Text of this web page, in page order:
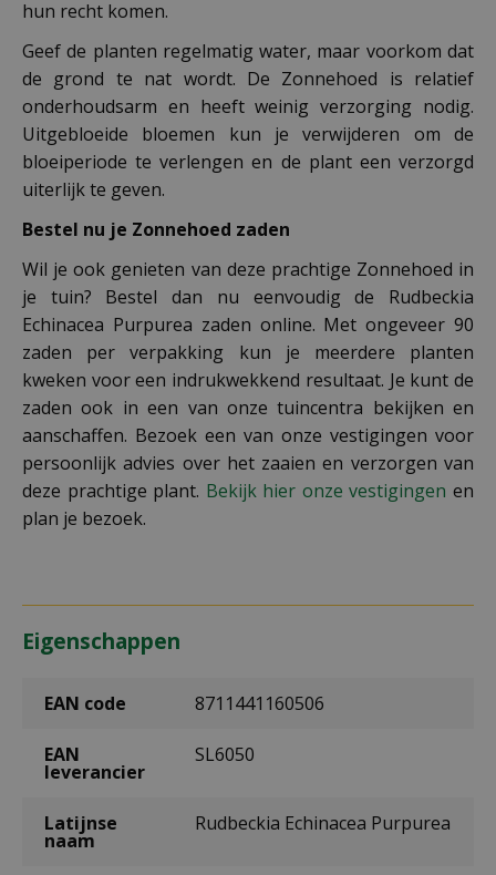
hun recht komen.
Geef de planten regelmatig water, maar voorkom dat
de grond te nat wordt. De Zonnehoed is relatief
onderhoudsarm en heeft weinig verzorging nodig.
Uitgebloeide bloemen kun je verwijderen om de
bloeiperiode te verlengen en de plant een verzorgd
uiterlijk te geven.
Bestel nu je Zonnehoed zaden
Wil je ook genieten van deze prachtige Zonnehoed in
je tuin? Bestel dan nu eenvoudig de Rudbeckia
Echinacea Purpurea zaden online. Met ongeveer 90
zaden per verpakking kun je meerdere planten
kweken voor een indrukwekkend resultaat. Je kunt de
zaden ook in een van onze tuincentra bekijken en
aanschaffen. Bezoek een van onze vestigingen voor
persoonlijk advies over het zaaien en verzorgen van
deze prachtige plant. Bekijk hier onze vestigingen en
plan je bezoek.
Eigenschappen
EAN code 8711441160506
EAN
leverancier
SL6050
Latijnse
naam
Rudbeckia Echinacea Purpurea